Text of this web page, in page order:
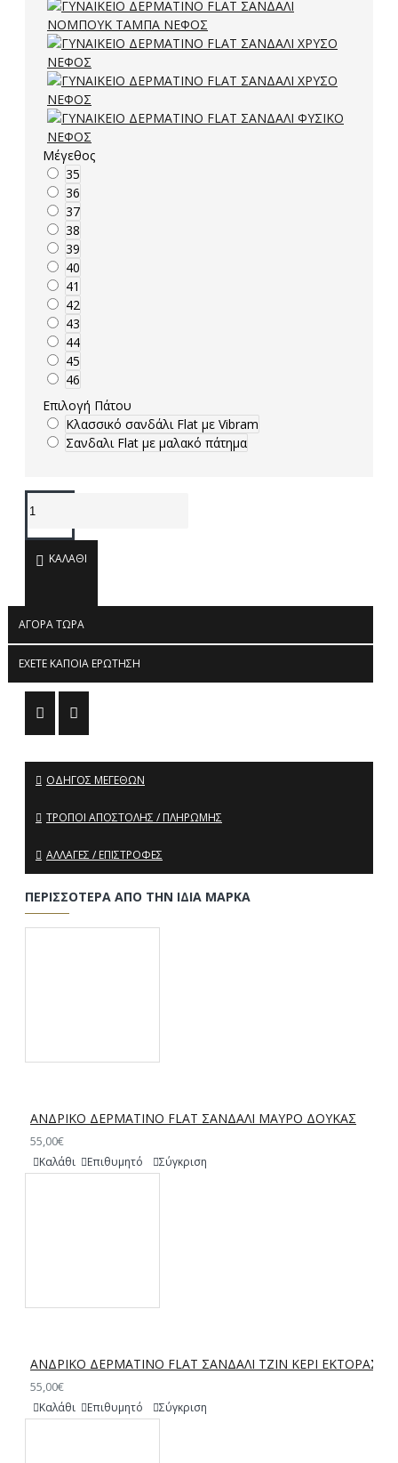
Μέγεθος
35
36
37
38
39
40
41
42
43
44
45
46
Επιλογή Πάτου
Κλασσικό σανδάλι Flat με Vibram
Σανδαλι Flat με μαλακό πάτημα
ΚΑΛΆΘΙ
ΑΓΟΡΆ ΤΏΡΑ
ΈΧΕΤΕ ΚΆΠΟΙΑ ΕΡΏΤΗΣΗ
ΟΔΗΓΌΣ ΜΕΓΕΘΏΝ
ΤΡΌΠΟΙ ΑΠΟΣΤΟΛΉΣ / ΠΛΗΡΩΜΉΣ
ΑΛΛΑΓΈΣ / ΕΠΙΣΤΡΟΦΈΣ
ΠΕΡΙΣΣΌΤΕΡΑ ΑΠΌ ΤΗΝ ΊΔΙΑ ΜΆΡΚΑ
ΑΝΔΡΙΚΟ ΔΕΡΜΑΤΙΝΟ FLAT ΣΑΝΔΑΛΙ ΜΑΥΡΟ ΔΟΥΚΑΣ
55,00€
Καλάθι Επιθυμητό Σύγκριση
ΑΝΔΡΙΚΟ ΔΕΡΜΑΤΙΝΟ FLAT ΣΑΝΔΑΛΙ ΤΖΙΝ ΚΕΡΙ ΕΚΤΟΡΑΣ
55,00€
Καλάθι Επιθυμητό Σύγκριση